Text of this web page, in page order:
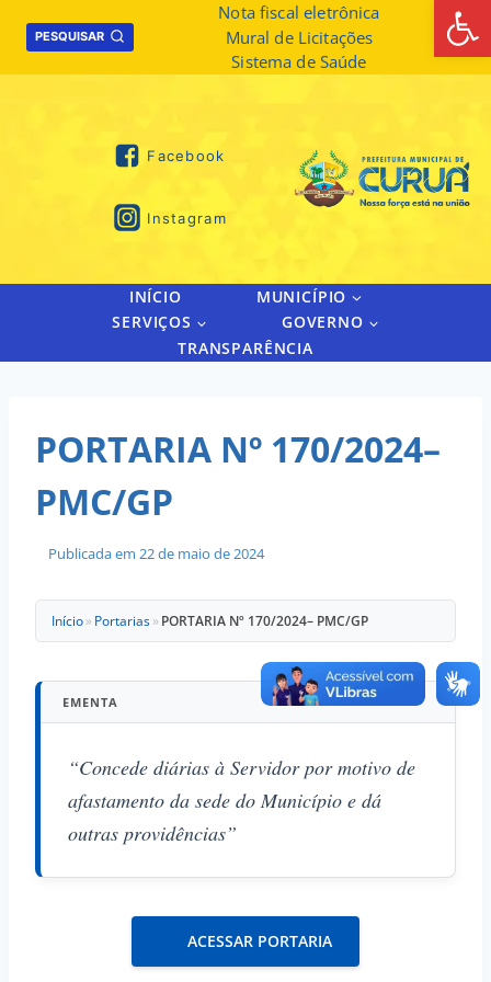
PESQUISAR
Nota fiscal eletrônica
Mural de Licitações
Sistema de Saúde
Facebook
Instagram
INÍCIO
MUNICÍPIO
SERVIÇOS
GOVERNO
TRANSPARÊNCIA
PORTARIA Nº 170/2024–
PMC/GP
Publicada em 22 de maio de 2024
Início» Portarias» PORTARIA Nº 170/2024– PMC/GP
EMENTA
“Concede diárias à Servidor por motivo de
afastamento da sede do Município e dá
outras providências”
ACESSAR PORTARIA